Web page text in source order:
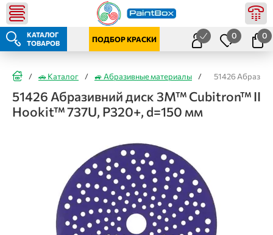
КАТАЛОГ
ТОВАРОВ
ПОДБОР КРАСКИ 0 0
/ 🚗 Каталог / 🚙 Абразивные материалы / 51426
51426 Абразивний диск 3M™ Cubitron™ II
Hookit™ 737U, Р320+, d=150 мм